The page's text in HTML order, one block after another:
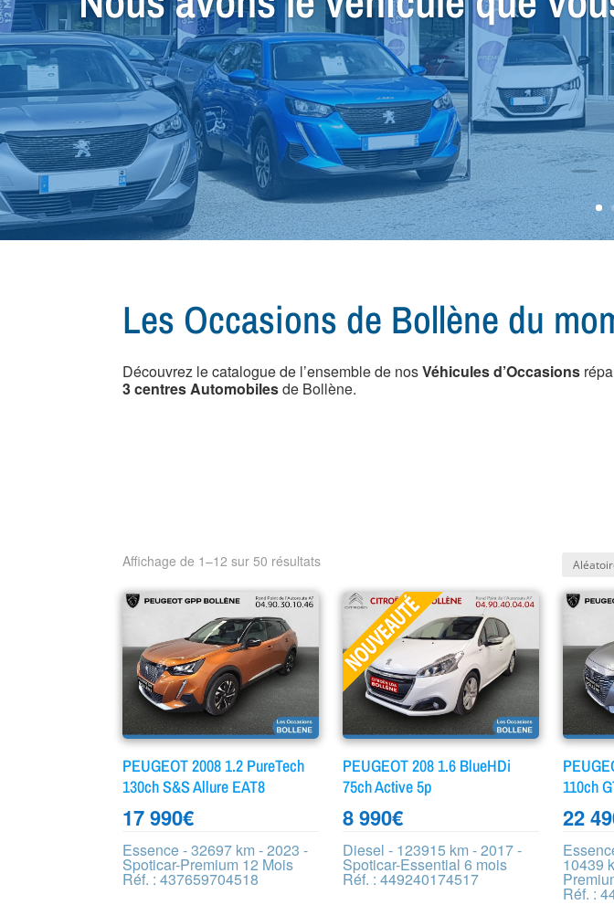
Petit Budget ou Spécial
qu'il vous faut !
Les Occasions de Bollène du
Découvrez le catalogue de l’ensemble de nosVéhicules d’Occasions
3 centres Automobilesde Bollène.
Affichage de 1–12 sur 50 résultats
PEUGEOT 2008 1.2 PureTech
130ch S&S Allure EAT8
17 990€
Essence - 32697 km - 2023 -
Spoticar-Premium 12 Mois
Réf. : 437659704518
PEUGEOT 208 1.6 BlueHDi
75ch Active 5p
8 990€
Diesel - 123915 km - 2017 -
Spoticar-Essential 6 mois
Réf. : 449240174517
110ch
22
10439
Réf. :